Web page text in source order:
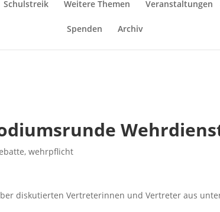
Schulstreik Weitere Themen Veranstaltungen
Spenden Archiv
,wehrpflicht
diskutierten Vertreterinnen und Vertreter aus